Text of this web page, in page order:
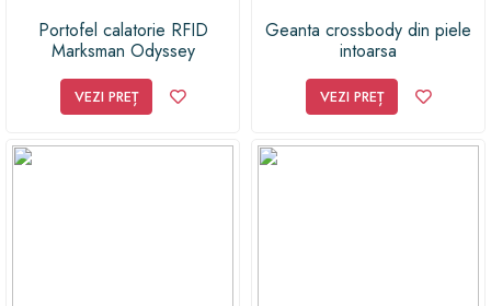
Portofel calatorie RFID
Marksman Odyssey
VEZI PREȚ
Geanta crossbody din piele
intoarsa
VEZI PREȚ